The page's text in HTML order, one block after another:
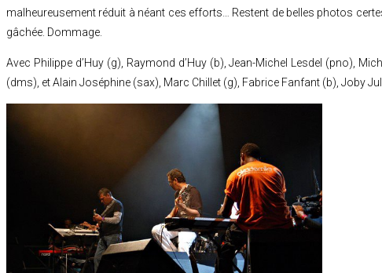
malheureusement réduit à néant ces efforts… Restent de belles photos
gâchée. Dommage.
Avec Philippe d’Huy (g), Raymond d’Huy (b), Jean-Michel Lesdel (pno),
(dms), et Alain Joséphine (sax), Marc Chillet (g), Fabrice Fanfant (b), Joby